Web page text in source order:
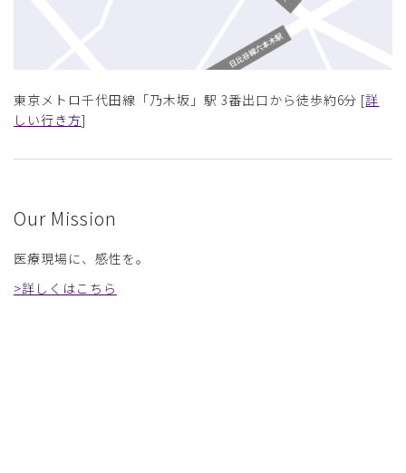
東京メトロ千代田線「乃木坂」駅 3番出口から徒歩約6分 [詳
しい行き方]
Our Mission
医療現場に、感性を。
>詳しくはこちら